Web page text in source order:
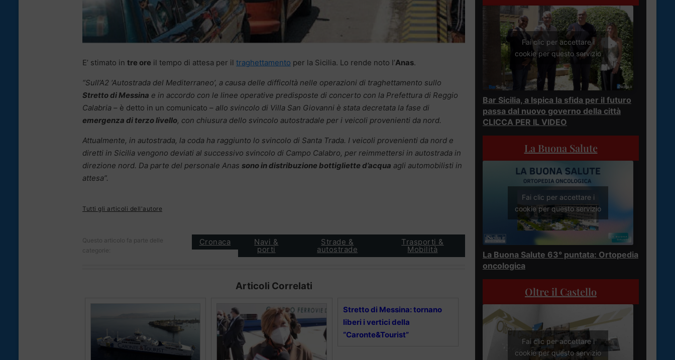
E’ stimato in tre ore il tempo di attesa per il traghettamento per la Sicilia. Lo rende noto l’Anas.
“Sull’A2 ‘Autostrada del Mediterraneo’, a causa delle difficoltà nelle operazioni di traghettamento sullo
Stretto di Messina e in accordo con le linee operative predisposte di concerto con la Prefettura di Reggio
Calabria – è detto in un comunicato – allo svincolo di Villa San Giovanni è stata decretata la fase di
emergenza di terzo livello, con chiusura dello svincolo autostradale per i veicoli provenienti da nord.
Attualmente, in autostrada, la coda ha raggiunto lo svincolo di Santa Trada. I veicoli provenienti da nord e
diretti in Sicilia vengono deviati al successivo svincolo di Campo Calabro, per reimmettersi in autostrada in
direzione nord. Da parte del personale Anas sono in distribuzione bottigliette d’acqua agli automobilisti in
attesa”.
Tutti gli articoli dell'autore
Questo articolo fa parte delle
categorie:
Cronaca Navi &
porti
Strade &
autostrade
Trasporti &
Mobilità
Articoli Correlati
Stretto di Messina: tornano
liberi i vertici della
“Caronte&Tourist”
Fai clic per accettare i
cookie per questo servizio
Bar Sicilia, a Ispica la sfida per il futuro
passa dal nuovo governo della città
CLICCA PER IL VIDEO
La Buona Salute
Fai clic per accettare i
cookie per questo servizio
La Buona Salute 63° puntata: Ortopedia
oncologica
Oltre il Castello
Fai clic per accettare i
cookie per questo servizio